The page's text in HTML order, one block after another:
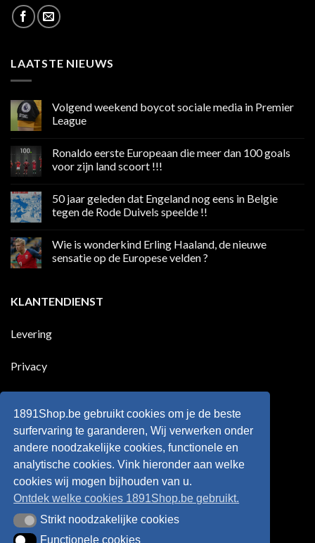
LAATSTE NIEUWS
Volgend weekend boycot sociale media in Premier
League
op
weekend
media
in
Premier
Ronaldo eerste Europeaan die meer dan 100 goals
voor zijn land scoort !!!
op
Ronaldo
eerste
meer
100
land
scoort
50 jaar geleden dat Engeland nog eens in Belgie
tegen de Rode Duivels speelde !!
op
jaar
nog
eens
tegen
Wie is wonderkind Erling Haaland, de nieuwe
sensatie op de Europese velden ?
Wie
is
Haaland,
Europese
KLANTENDIENST
Levering
Privacy
Retourneren
Algemene voorwaarden
1891Shop.be gebruikt cookies om je de beste
surfervaring te garanderen, Wij verwerken onder
andere noodzakelijke cookies, functionele en
analytische cookies. Vink hieronder aan welke
cookies wij mogen bijhouden van u.
Ontdek welke cookies 1891Shop.be gebruikt.
Strikt noodzakelijke cookies
Strikt noodzakelijke cookies
Functionele cookies